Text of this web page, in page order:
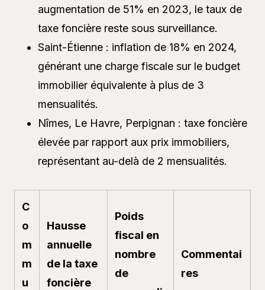
augmentation de 51% en 2023, le taux de
taxe foncière reste sous surveillance.
Saint-Étienne : inflation de 18% en 2024,
générant une charge fiscale sur le budget
immobilier équivalente à plus de 3
mensualités.
Nîmes, Le Havre, Perpignan : taxe foncière
élevée par rapport aux prix immobiliers,
représentant au-delà de 2 mensualités.
C
o
m
m
u
Hausse
annuelle
de la taxe
foncière
Poids
fiscal en
nombre
de
Commentai
res